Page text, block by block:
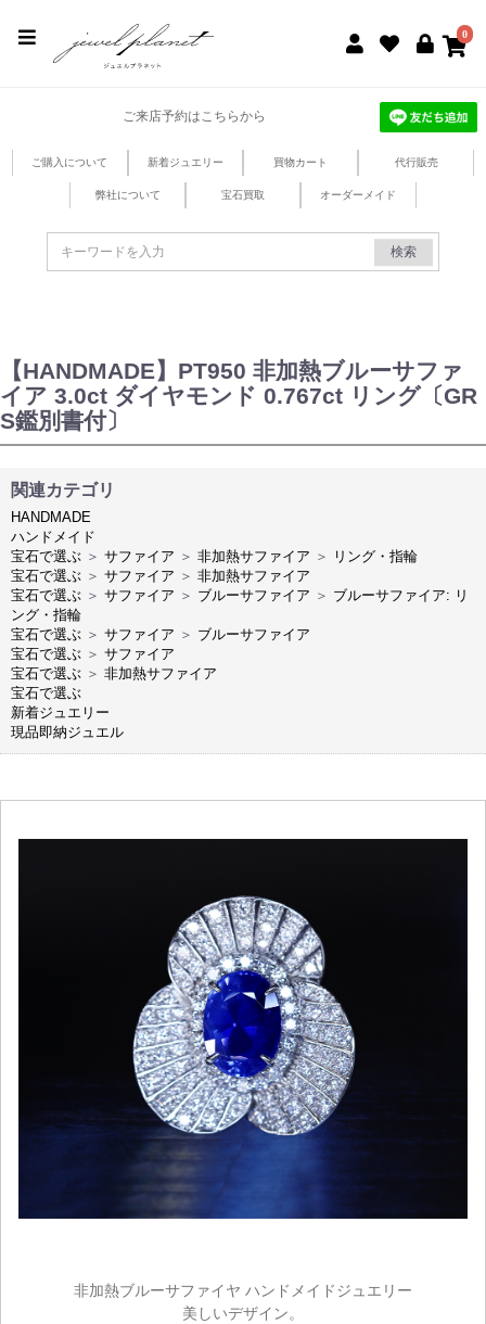
0
ご来店予約はこちらから
ご購入について 新着ジュエリー 買物カート 代行販売
弊社について 宝石買取 オーダーメイド
検索
【HANDMADE】PT950 非加熱ブルーサファ
イア 3.0ct ダイヤモンド 0.767ct リング〔GR
S鑑別書付〕
関連カテゴリ
HANDMADE
ハンドメイド
宝石で選ぶ ＞ サファイア ＞ 非加熱サファイア ＞
リング・指輪
宝石で選ぶ ＞ サファイア ＞ 非加熱サファイア
宝石で選ぶ ＞ サファイア ＞ ブルーサファイア ＞ ブルーサファイア: リ
ング・指輪
宝石で選ぶ ＞ サファイア ＞ ブルーサファイア
宝石で選ぶ ＞ サファイア
宝石で選ぶ ＞ 非加熱サファイア
宝石で選ぶ
新着ジュエリー
現品即納ジュエル
非加熱ブルーサファイヤ ハンドメイドジュエリー
美しいデザイン。